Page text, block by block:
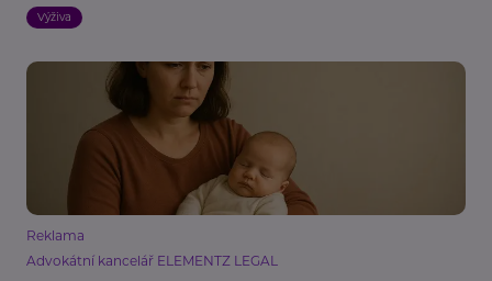
Výživa
Reklama
Advokátní kancelář ELEMENTZ LEGAL